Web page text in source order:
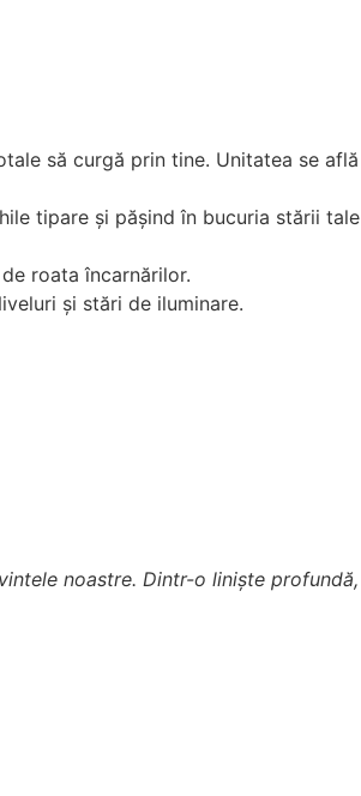
să curgă prin tine. Unitatea se află
tipare și pășind în bucuria stării tale
roata încarnărilor.
și stări de iluminare.
noastre. Dintr-o liniște profundă,